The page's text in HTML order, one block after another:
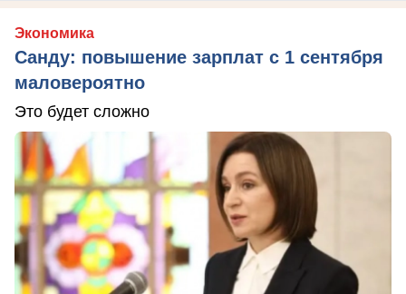
Экономика
Санду: повышение зарплат с 1 сентября
маловероятно
Это будет сложно